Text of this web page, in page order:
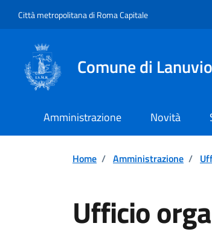
Città metropolitana di Roma Capitale
Comune di Lanuvio
Amministrazione Novità
Home / Amministrazione /
Ufficio